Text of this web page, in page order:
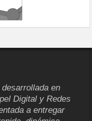
en
Digital y Redes
a entregar